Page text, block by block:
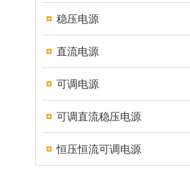
稳压电源
直流电源
可调电源
可调直流稳压电源
恒压恒流可调电源